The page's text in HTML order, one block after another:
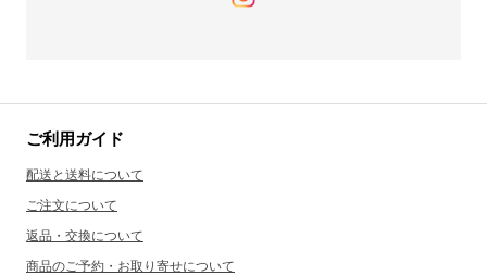
ご利用ガイド
配送と送料について
ご注文について
返品・交換について
商品のご予約・お取り寄せについて